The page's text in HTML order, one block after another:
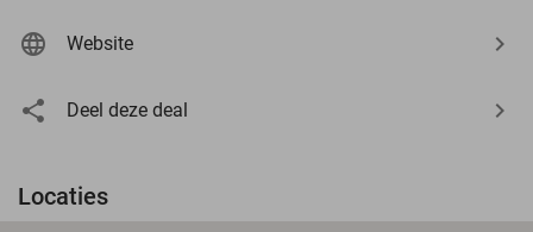
Website
Deel deze deal
Locaties